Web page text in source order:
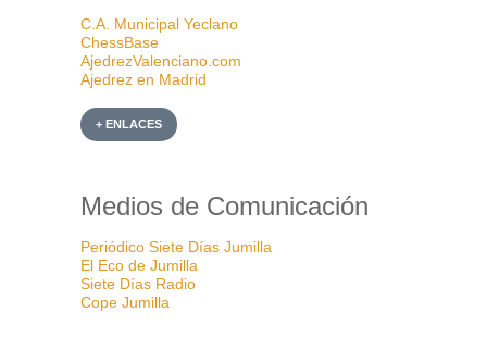
C.A. Municipal Yeclano
ChessBase
AjedrezValenciano.com
Ajedrez en Madrid
+ ENLACES
Medios de Comunicación
Periódico Siete Días Jumilla
El Eco de Jumilla
Siete Días Radio
Cope Jumilla